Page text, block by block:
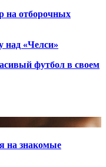
на отборочных
над «Челси»
футбол в своем
на знакомые